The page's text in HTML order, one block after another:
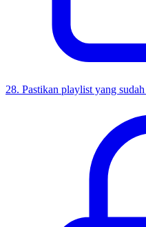
28. Pastikan playlist yang